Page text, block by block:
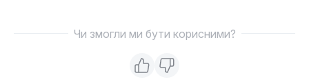
Чи змогли ми бути корисними?